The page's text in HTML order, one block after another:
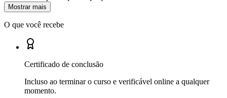
Mostrar mais
O que você recebe
Certificado de conclusão
Incluso ao terminar o curso e verificável online a qualquer
momento.